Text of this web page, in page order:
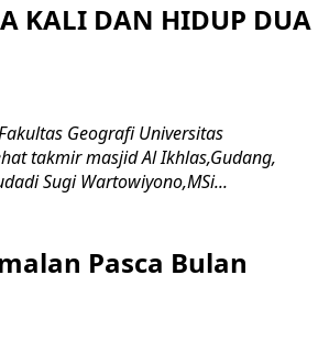
KALI DAN HIDUP DUA
Geografi Universitas
takmir masjid Al Ikhlas,Gudang,
Sugi Wartowiyono,MSi...
Pasca Bulan